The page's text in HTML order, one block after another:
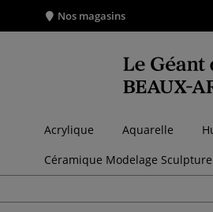
Nos magasins
Acrylique Aquarelle
Céramique Modelage Sculpture